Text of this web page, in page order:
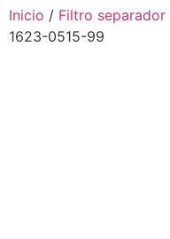
Inicio / Filtro separador
1623-0515-99